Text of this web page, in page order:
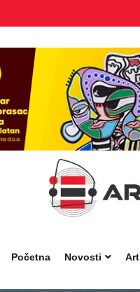
Početna
Novosti Art